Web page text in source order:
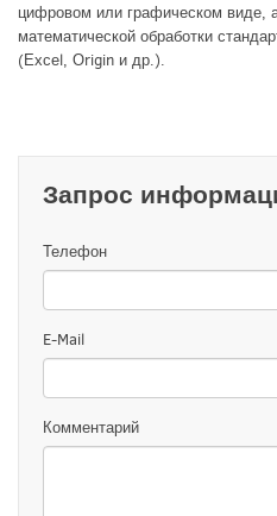
цифровом или графическом виде,
математической обработки
(Ехсеl, Оrigin и др.).
Запрос
Телефон
E-Mail
Комментарий